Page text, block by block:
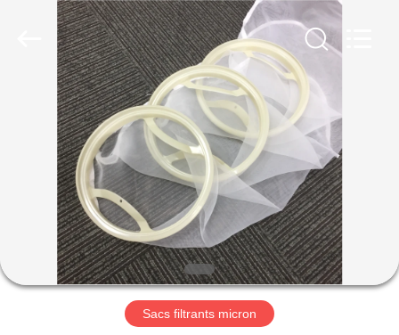
MAISON
PRODUITS
SUJET
DE
NOUS
Environmental
Sacs filtrants micron